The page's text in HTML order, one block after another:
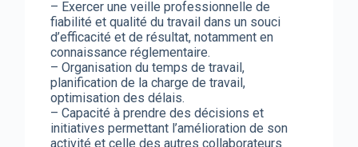
– Exercer une veille professionnelle de
fiabilité et qualité du travail dans un souci
d’efficacité et de résultat, notamment en
connaissance réglementaire.
– Organisation du temps de travail,
planification de la charge de travail,
optimisation des délais.
– Capacité à prendre des décisions et
initiatives permettant l’amélioration de son
activité et celle des autres collaborateurs